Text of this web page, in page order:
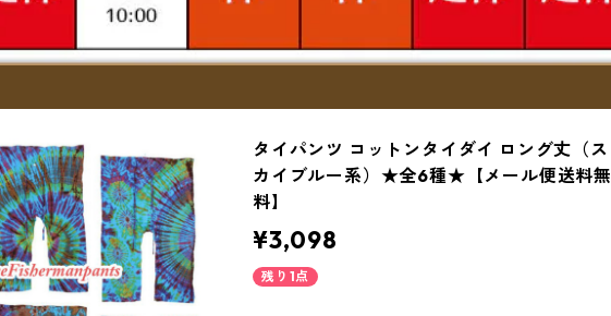
タイパンツ コットンタイダイ ロング丈（ス
カイブルー系）★全6種★【メール便送料無
料】
¥3,098
残り1点